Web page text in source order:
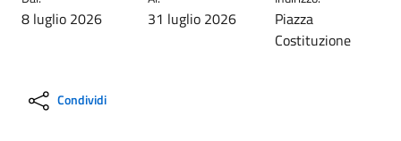
8 luglio 2026 31 luglio 2026
Piazza
Costituzione
Condividi